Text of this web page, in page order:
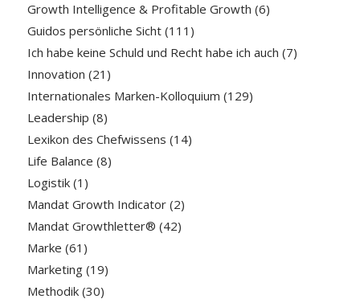
Growth Intelligence & Profitable Growth (6)
Guidos persönliche Sicht(111)
Ich habe keine Schuld und Recht habe ich auch (7)
Innovation (21)
Internationales Marken-Kolloquium (129)
Leadership (8)
Lexikon des Chefwissens (14)
Life Balance (8)
Logistik(1)
Mandat Growth Indicator(2)
Mandat Growthletter® (42)
Marke (61)
Marketing(19)
Methodik(30)